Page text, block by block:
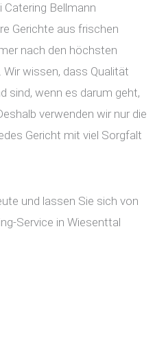
Catering Bellmann
Gerichte aus frischen
nach den höchsten
wissen, dass Qualität
sind, wenn es darum geht,
verwenden wir nur die
Gericht mit viel Sorgfalt
und lassen Sie sich von
Service in Wiesenttal